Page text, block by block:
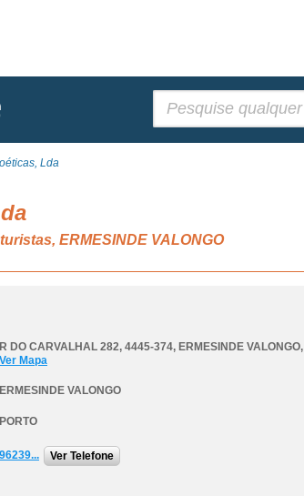
Lda
ERMESINDE VALONGO
R DO CARVALHAL 282, 4445-374, ERMESINDE VALONGO,
Ver Mapa
ERMESINDE VALONGO
PORTO
96239... Ver Telefone